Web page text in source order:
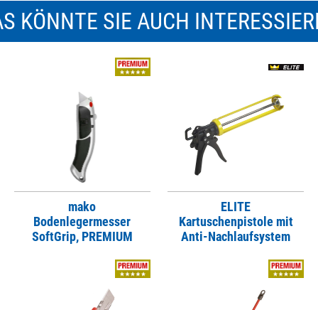
KÖNNTE SIE AUCH
mako
Bodenlegermesser
SoftGrip, PREMIUM
ELITE
Kartuschenpistole mit
Anti-Nachlaufsystem